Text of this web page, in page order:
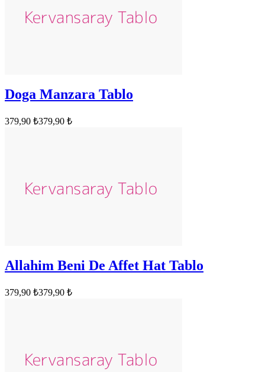
Doga Manzara Tablo
379,90 ₺379,90 ₺
Allahim Beni De Affet Hat Tablo
379,90 ₺379,90 ₺